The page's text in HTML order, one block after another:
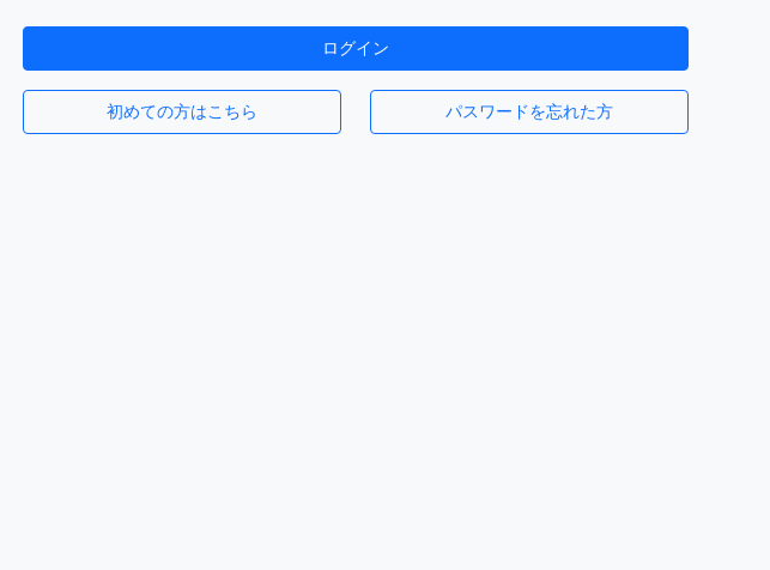
ログイン
初めての方はこちら パスワードを忘れた方